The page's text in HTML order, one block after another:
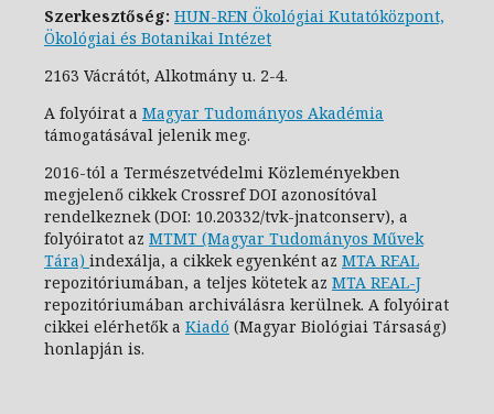
Szerkesztőség: HUN-REN Ökológiai Kutatóközpont,
Ökológiai és Botanikai Intézet
2163 Vácrátót, Alkotmány u. 2-4.
A folyóirat a Magyar Tudományos Akadémia
támogatásával jelenik meg.
2016-tól a Természetvédelmi Közleményekben
megjelenő cikkek Crossref DOI azonosítóval
rendelkeznek (DOI: 10.20332/tvk-jnatconserv), a
folyóiratot az MTMT (Magyar Tudományos Művek
Tára) indexálja, a cikkek egyenként az MTA REAL
repozitóriumában, a teljes kötetek az MTA REAL-J
repozitóriumában archiválásra kerülnek. A folyóirat
cikkei elérhetők a Kiadó (Magyar Biológiai Társaság)
honlapján is.